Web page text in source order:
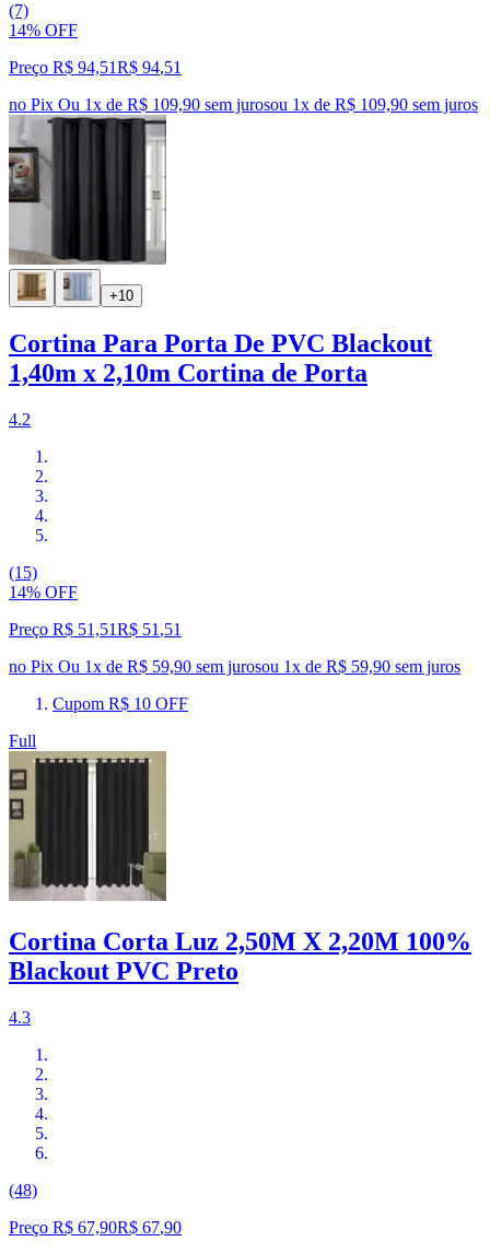
(7)
14% OFF
Preço R$ 94,51R$ 94,51
no Pix Ou 1x de R$ 109,90 sem jurosou 1x de R$ 109,90 sem juros
+10
Cortina Para Porta De PVC Blackout
1,40m x 2,10m Cortina de Porta
4.2
(15)
14% OFF
Preço R$ 51,51R$ 51 ,51
no Pix Ou 1x de R$ 59,90 sem jurosou 1x de R$ 59,90 sem juros
Cupom R$ 10 OFF
Full
Cortina Corta Luz 2,50M X 2,20M 100%
Blackout PVC Preto
4.3
(48)
Preço R$ 67,90R$ 67,90